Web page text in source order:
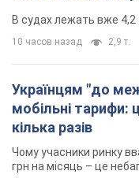
В судах лежать вже 4,2
10 часов назад 2,9 т.
Українцям "до
мобільні тарифи:
кілька разів
Чому учасники ринку
грн на місяць – це